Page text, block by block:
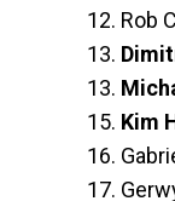
12. Rob
13.
13.
15. Kim
16.
17.